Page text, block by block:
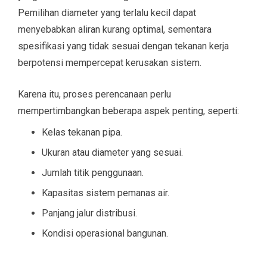
Pemilihan diameter yang terlalu kecil dapat
menyebabkan aliran kurang optimal, sementara
spesifikasi yang tidak sesuai dengan tekanan kerja
berpotensi mempercepat kerusakan sistem.
Karena itu, proses perencanaan perlu
mempertimbangkan beberapa aspek penting, seperti:
Kelas tekanan pipa.
Ukuran atau diameter yang sesuai.
Jumlah titik penggunaan.
Kapasitas sistem pemanas air.
Panjang jalur distribusi.
Kondisi operasional bangunan.